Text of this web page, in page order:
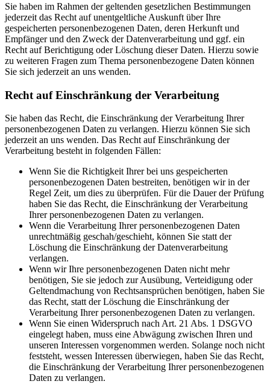
Sie haben im Rahmen der geltenden gesetzlichen Bestimmungen
jederzeit das Recht auf unentgeltliche Auskunft über Ihre
gespeicherten personenbezogenen Daten, deren Herkunft und
Empfänger und den Zweck der Datenverarbeitung und ggf. ein
Recht auf Berichtigung oder Löschung dieser Daten. Hierzu sowie
zu weiteren Fragen zum Thema personenbezogene Daten können
Sie sich jederzeit an uns wenden.
Recht auf Einschränkung der Verarbeitung
Sie haben das Recht, die Einschränkung der Verarbeitung Ihrer
personenbezogenen Daten zu verlangen. Hierzu können Sie sich
jederzeit an uns wenden. Das Recht auf Einschränkung der
Verarbeitung besteht in folgenden Fällen:
Wenn Sie die Richtigkeit Ihrer bei uns gespeicherten
personenbezogenen Daten bestreiten, benötigen wir in der
Regel Zeit, um dies zu überprüfen. Für die Dauer der Prüfung
haben Sie das Recht, die Einschränkung der Verarbeitung
Ihrer personenbezogenen Daten zu verlangen.
Wenn die Verarbeitung Ihrer personenbezogenen Daten
unrechtmäßig geschah/geschieht, können Sie statt der
Löschung die Einschränkung der Datenverarbeitung
verlangen.
Wenn wir Ihre personenbezogenen Daten nicht mehr
benötigen, Sie sie jedoch zur Ausübung, Verteidigung oder
Geltendmachung von Rechtsansprüchen benötigen, haben Sie
das Recht, statt der Löschung die Einschränkung der
Verarbeitung Ihrer personenbezogenen Daten zu verlangen.
Wenn Sie einen Widerspruch nach Art. 21 Abs. 1 DSGVO
eingelegt haben, muss eine Abwägung zwischen Ihren und
unseren Interessen vorgenommen werden. Solange noch nicht
feststeht, wessen Interessen überwiegen, haben Sie das Recht,
die Einschränkung der Verarbeitung Ihrer personenbezogenen
Daten zu verlangen.